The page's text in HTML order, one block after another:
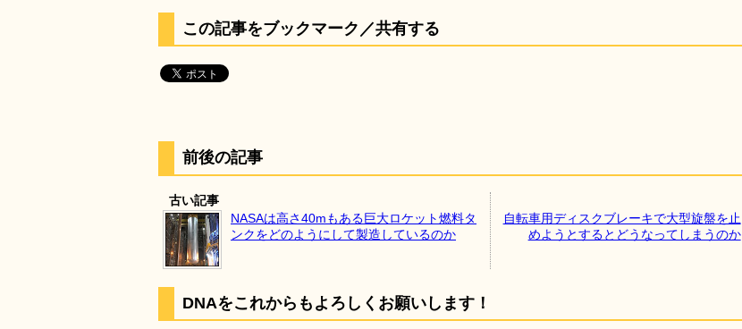
この記事をブックマーク／共有する
前後の記事
古い記事
NASAは高さ40mもある巨大ロケット燃料タ
ンクをどのようにして製造しているのか
自転車用ディスクブレーキで大型旋盤を止
めようとするとどうなってしまうのか
DNAをこれからもよろしくお願いします！